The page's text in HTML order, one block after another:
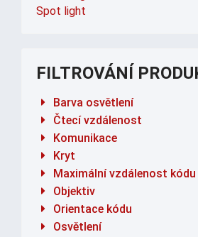
Spot light
FILTROVÁNÍ
Barva osvětlení
Čtecí vzdálenost
Komunikace
Kryt
Maximální vzdálenost
Objektiv
Orientace kódu
Osvětlení